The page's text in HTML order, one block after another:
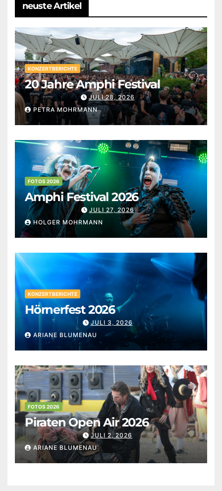
neuste Artikel
KONZERTBERICHTE
20 Jahre Amphi Festival
JULI 28, 2026
PETRA MOHRMANN
FOTOS 2026
Amphi Festival 2026
JULI 27, 2026
HOLGER MOHRMANN
KONZERTBERICHTE
Hörnerfest 2026
JULI 3, 2026
ARIANE BLUMENAU
FOTOS 2026
Piraten Open Air 2026
JULI 2, 2026
ARIANE BLUMENAU